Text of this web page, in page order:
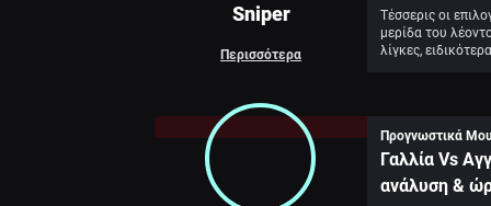
Sniper
Περισσότερα
Τέσσερις οι
μερίδα του
λίγκες,
Προγνωστικά
Γαλλία Vs
ανάλυση &